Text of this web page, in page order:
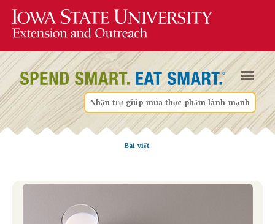
Nhận trợ giúp mua thực phẩm lành mạnh
Bài viết